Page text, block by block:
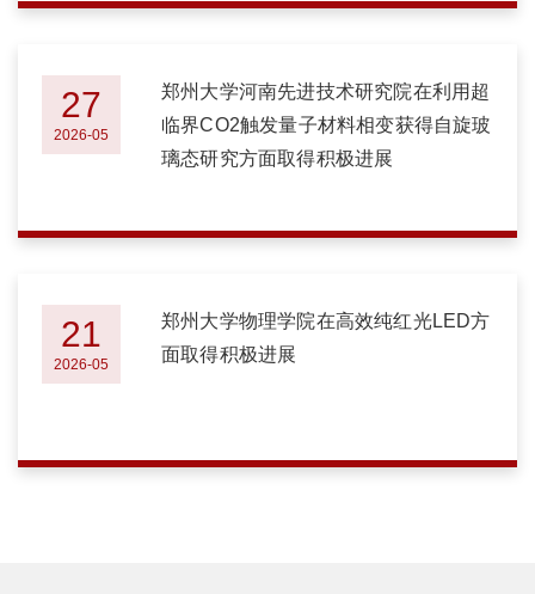
27
2026-05
郑州大学河南先进技术研究院在利用超
临界CO2触发量子材料相变获得自旋玻
璃态研究方面取得积极进展
21
2026-05
郑州大学物理学院在高效纯红光LED方
面取得积极进展